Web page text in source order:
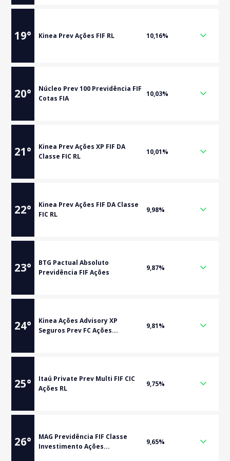
19° Kinea Prev Ações FIF RL 10,16%
20°
Núcleo Prev 100 Previdência FIF
Cotas FIA
10,03%
21°
Kinea Prev Ações XP FIF DA
Classe FIC RL
10,01%
22°
Kinea Prev Ações FIF DA Classe
FIC RL
9,98%
23°
BTG Pactual Absoluto
Previdência FIF Ações
9,87%
24°
Kinea Ações Advisory XP
Seguros Prev FC Ações...
9,81%
25°
Itaú Private Prev Multi FIF CIC
Ações RL
9,75%
26°
MAG Previdência FIF Classe
Investimento Ações...
9,65%